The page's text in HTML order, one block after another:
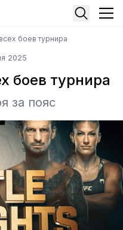
боев турнира
2025
боев турнира
за пояс